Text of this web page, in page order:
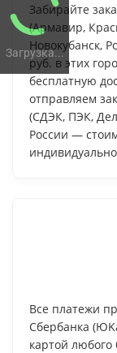
Загрузка...
Забирайте
(Армавир,
Новокубанск,
руб. в этих
бесплатную
отправляем
(СДЭК, ПЭК,
России —
Все платежи
Сбербанка
картой